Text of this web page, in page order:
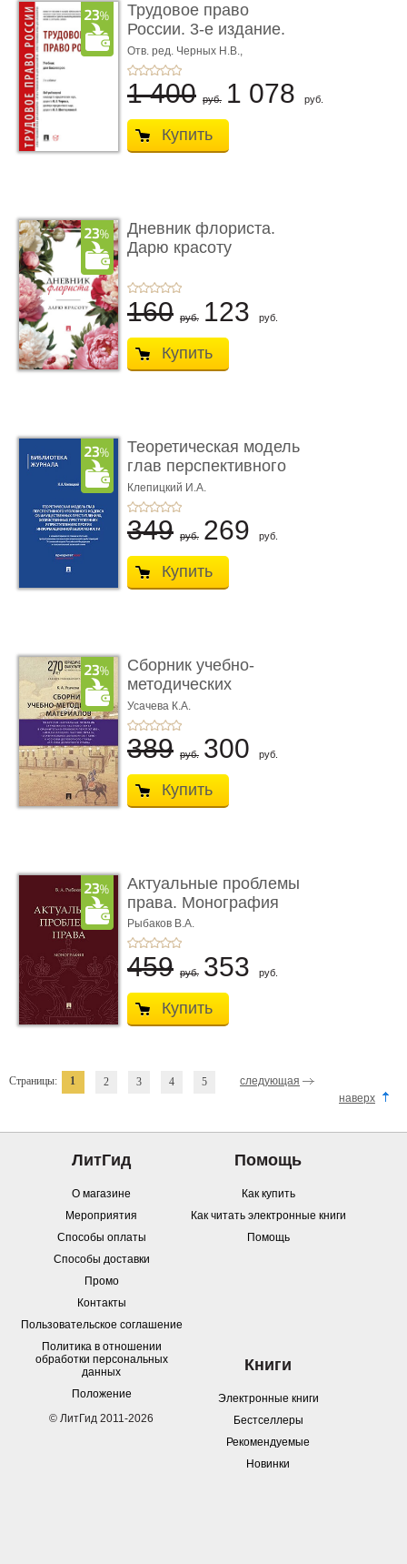
Трудовое право
России. 3-е издание.
Учебник для ...
Отв. ред. Черных Н.В.,
Шестерякова И.В.
1 400 руб. 1 078 руб.
Купить
Дневник флориста.
Дарю красоту
160 руб. 123 руб.
Купить
Теоретическая модель
глав перспективного
УК о ...
Клепицкий И.А.
349 руб. 269 руб.
Купить
Сборник учебно-
методических
материалов по кур ...
Усачева К.А.
389 руб. 300 руб.
Купить
Актуальные проблемы
права. Монография
Рыбаков В.А.
459 руб. 353 руб.
Купить
Страницы: 1 2 3 4 5
следующая
наверх
ЛитГид
О магазине
Мероприятия
Способы оплаты
Способы доставки
Промо
Контакты
Пользовательское соглашение
Политика в отношении
обработки персональных
данных
Положение
© ЛитГид 2011-2026
Помощь
Как купить
Как читать электронные книги
Помощь
Книги
Электронные книги
Бестселлеры
Рекомендуемые
Новинки